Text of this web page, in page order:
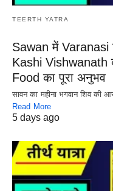
TEERTH YATRA
Sawan में Varanasi
Kashi Vishwanath
Food का पूरा अनुभव
सावन का महीना भगवान शिव की
Read More
5 days ago